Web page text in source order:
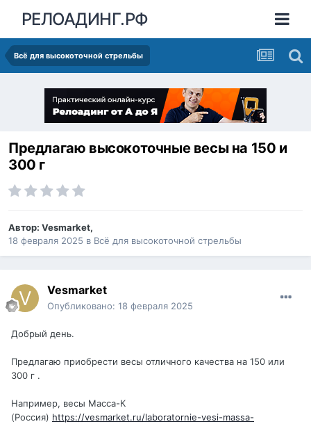
РЕЛОАДИНГ.РФ
Всё для высокоточной стрельбы
Предлагаю высокоточные весы на 150 и
300 г
Автор: Vesmarket,
18 февраля 2025 в Всё для высокоточной стрельбы
Vesmarket
Опубликовано: 18 февраля 2025
Добрый день.
Предлагаю приобрести весы отличного качества на 150 или
300 г .
Например, весы Масса-К
(Россия) https://vesmarket.ru/laboratornie-vesi-massa-